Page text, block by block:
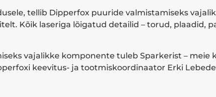
tellib Dipperfox puuride valmistamiseks
Kõik laseriga lõigatud detailid – torud, plaadid,
vajalikke komponente tuleb Sparkerist – meie
keevitus- ja tootmiskoordinaator Erki